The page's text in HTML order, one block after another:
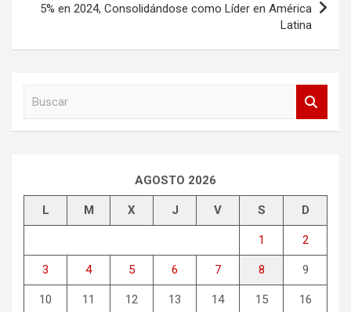
5% en 2024, Consolidándose como Líder en América
Latina
AGOSTO 2026
L M X J V S D
1 2
3 4 5 6 7 8 9
10 11 12 13 14 15 16